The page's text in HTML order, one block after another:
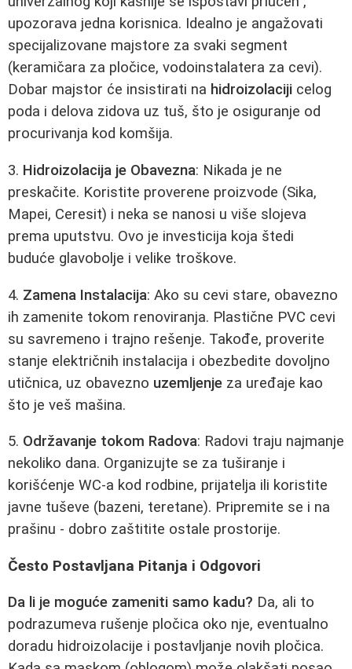
upozorava jedna korisnica. Idealno je angažovati
specijalizovane majstore za svaki segment
(keramičara za pločice, vodoinstalatera za cevi).
Dobar majstor će insistirati na hidroizolaciji celog
poda i delova zidova uz tuš, što je osiguranje od
procurivanja kod komšija.
3. Hidroizolacija je Obavezna: Nikada je ne
preskačite. Koristite proverene proizvode (Sika,
Mapei, Ceresit) i neka se nanosi u više slojeva
prema uputstvu. Ovo je investicija koja štedi
buduće glavobolje i velike troškove.
4. Zamena Instalacija: Ako su cevi stare, obavezno
ih zamenite tokom renoviranja. Plastične PVC cevi
su savremeno i trajno rešenje. Takođe, proverite
stanje električnih instalacija i obezbedite dovoljno
utičnica, uz obavezno uzemljenje za uređaje kao
što je veš mašina.
5. Održavanje tokom Radova: Radovi traju najmanje
nekoliko dana. Organizujte se za tuširanje i
korišćenje WC-a kod rodbine, prijatelja ili koristite
javne tuševe (bazeni, teretane). Pripremite se i na
prašinu - dobro zaštitite ostale prostorije.
Često Postavljana Pitanja i Odgovori
Da li je moguće zameniti samo kadu? Da, ali to
podrazumeva rušenje pločica oko nje, eventualno
doradu hidroizolacije i postavljanje novih pločica.